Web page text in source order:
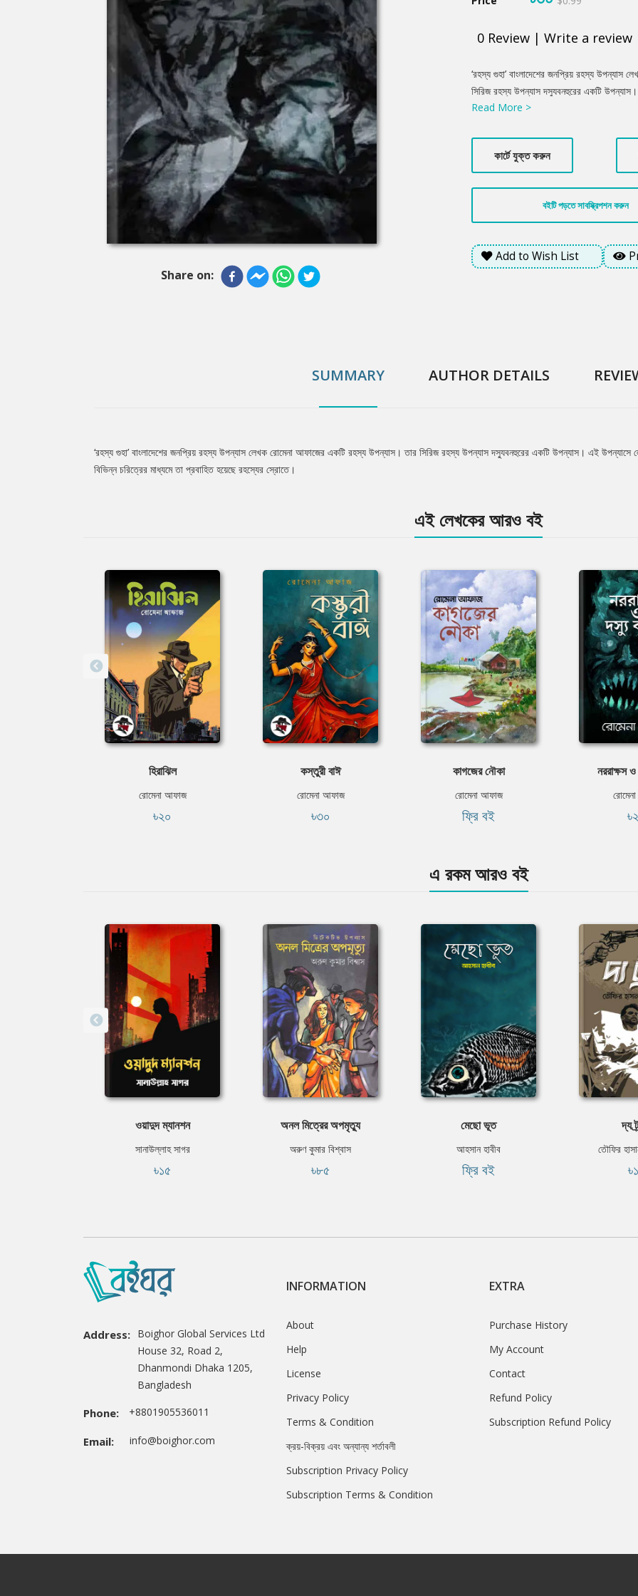
Share on:
0 Review | Write a review
Product
Summery
‘রহস্য গুহা’ বাংলাদেশের জনপ্রিয় রহস্য
সিরিজ রহস্য উপন্যাস দস্যুবনহুরের একটি
একটি গল্পকে সাজিয়েছেন। এবং বিভিন্ন চরিত্রের
Read More >
কার্টে যুক্ত করুন
বইটি পড়তে সাবস্ক্রিপশন করুন
Add to Wish List
SUMMARY AUTHOR DETAILS
Tab
‘রহস্য গুহা’ বাংলাদেশের জনপ্রিয় রহস্য উপন্যাস লেখক রোমেনা আফাজের একটি রহস্য উপন্যাস। তার সিরিজ রহস্য উপন্যাস দস্যুবনহুরের একটি উপন্যাস। এই উপন্যাসে
বিভিন্ন চরিত্রের মাধ্যমে তা প্রবাহিত হয়েছে রহস্যের স্রোতে।
এই লেখকের আরও বই
হিরাঝিল
রোমেনা আফাজ
৳২০
কস্তুরী বাঈ
রোমেনা আফাজ
৳৩০
কাগজের নৌকা
রোমেনা আফাজ
ফ্রি বই
নররাক্ষস
এ রকম আরও বই
ওয়াদুদ ম্যানশন
সানাউল্লাহ সাগর
৳১৫
অনল মিত্রের অপমৃত্যু
অরুণ কুমার বিশ্বাস
৳৮৫
মেছো ভূত
আহসান হাবীব
ফ্রি বই
দ্য
তৌফির
Address: Boighor Global Services Ltd
House 32, Road 2,
Dhanmondi Dhaka 1205,
Bangladesh
Phone: +8801905536011
Email: info@boighor.com
INFORMATION
About
Help
License
Privacy Policy
Terms & Condition
ক্রয়-বিক্রয় এবং অন্যান্য শর্তাবলী
Subscription Privacy Policy
Subscription Terms & Condition
EXTRA
Purchase History
My Account
Contact
Refund Policy
Subscription Refund Policy